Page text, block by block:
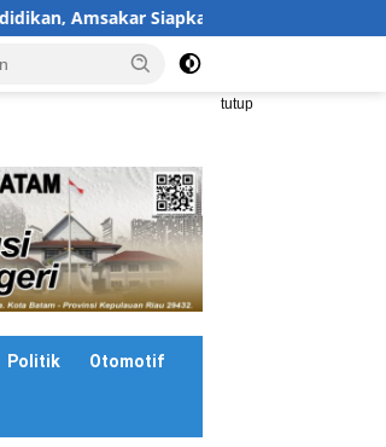
Siapkan Solusi Atasi Kekurangan Guru
tutup
<
Politik Otomotif